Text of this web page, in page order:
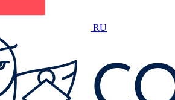
RU